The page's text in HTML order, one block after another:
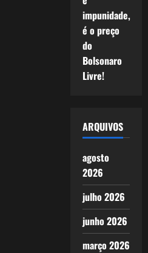
impunidade,
é o preço
do
Bolsonaro
Livre!
ARQUIVOS
agosto
2026
julho 2026
junho 2026
março 2026